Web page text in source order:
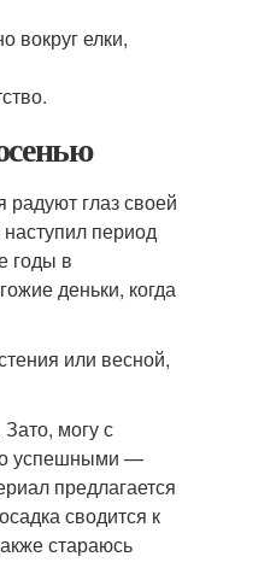
вокруг елки,
глаз своей
период
годы в
деньки, когда
или весной,
могу с
успешными —
предлагается
сводится к
стараюсь